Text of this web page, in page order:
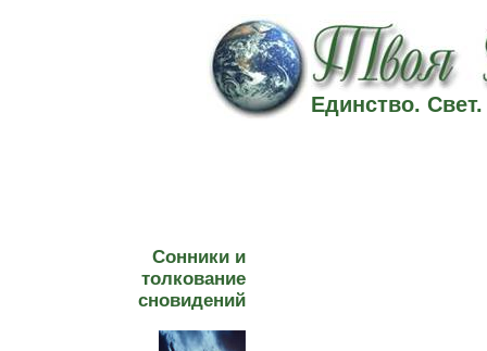
Единство.
Сонники и
толкование
сновидений